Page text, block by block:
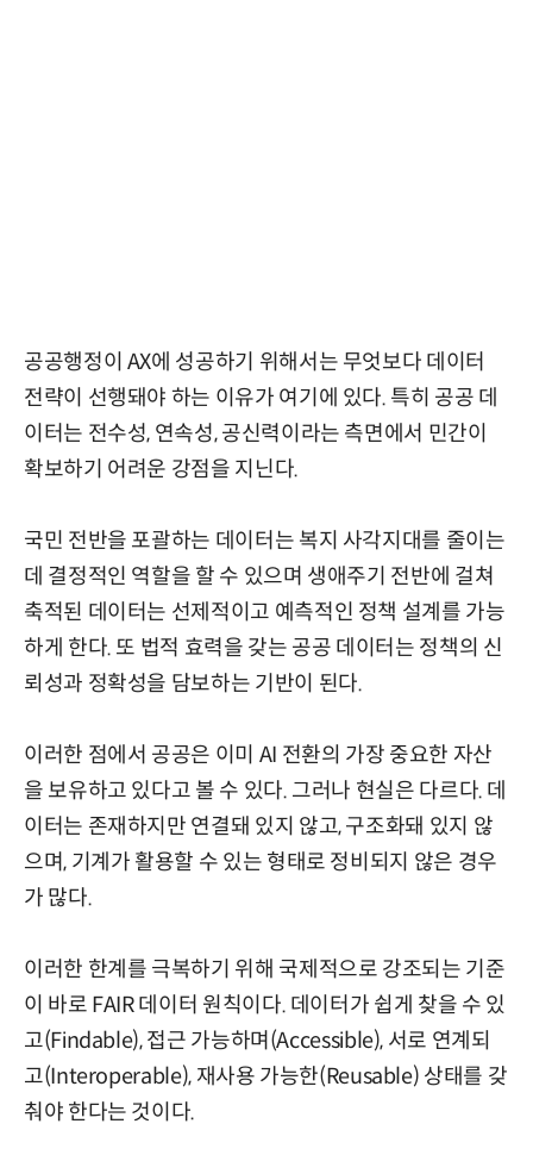
공공행정이 AX에 성공하기 위해서는 무엇보다 데이터
전략이 선행돼야 하는 이유가 여기에 있다. 특히 공공 데
이터는 전수성, 연속성, 공신력이라는 측면에서 민간이
확보하기 어려운 강점을 지닌다.
국민 전반을 포괄하는 데이터는 복지 사각지대를 줄이는
데 결정적인 역할을 할 수 있으며 생애주기 전반에 걸쳐
축적된 데이터는 선제적이고 예측적인 정책 설계를 가능
하게 한다. 또 법적 효력을 갖는 공공 데이터는 정책의 신
뢰성과 정확성을 담보하는 기반이 된다.
이러한 점에서 공공은 이미 AI 전환의 가장 중요한 자산
을 보유하고 있다고 볼 수 있다. 그러나 현실은 다르다. 데
이터는 존재하지만 연결돼 있지 않고, 구조화돼 있지 않
으며, 기계가 활용할 수 있는 형태로 정비되지 않은 경우
가 많다.
이러한 한계를 극복하기 위해 국제적으로 강조되는 기준
이 바로 FAIR 데이터 원칙이다. 데이터가 쉽게 찾을 수 있
고(Findable), 접근 가능하며(Accessible), 서로 연계되
고(Interoperable), 재사용 가능한(Reusable) 상태를 갖
춰야 한다는 것이다.